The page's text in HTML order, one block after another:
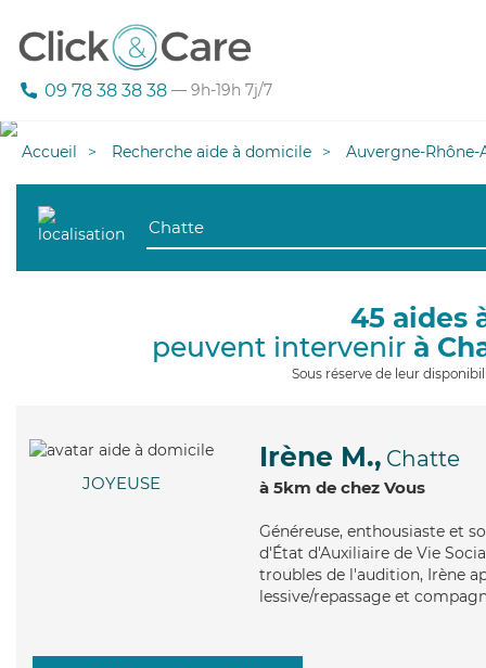
09 78 38 38 38 — 9h-19h 7j/7
Accueil Recherche aide à domicile Auvergne-Rhône-
45 aides
peuvent intervenir à
Sous réserve de leur
JOYEUSE
Irène M., Chatte
à 5km de chez Vous
Généreuse, enthousiaste et
d'État d'Auxiliaire de Vie
troubles de l'audition, Irène
lessive/repassage et